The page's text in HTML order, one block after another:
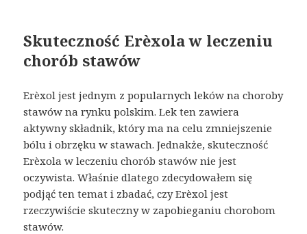
Skuteczność Erèxola w leczeniu
chorób stawów
Erèxol jest jednym z popularnych leków na choroby
stawów na rynku polskim. Lek ten zawiera
aktywny składnik, który ma na celu zmniejszenie
bólu i obrzęku w stawach. Jednakże, skuteczność
Erèxola w leczeniu chorób stawów nie jest
oczywista. Właśnie dlatego zdecydowałem się
podjąć ten temat i zbadać, czy Erèxol jest
rzeczywiście skuteczny w zapobieganiu chorobom
stawów.